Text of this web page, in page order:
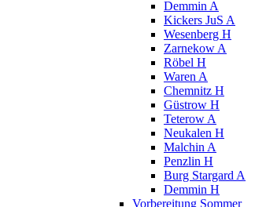
Demmin A
Kickers JuS A
Wesenberg H
Zarnekow A
Röbel H
Waren A
Chemnitz H
Güstrow H
Teterow A
Neukalen H
Malchin A
Penzlin H
Burg Stargard A
Demmin H
Vorbereitung Sommer